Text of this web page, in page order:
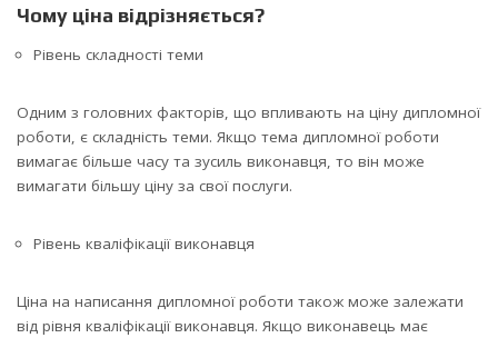
Чому ціна відрізняється?
Рівень складності теми
Одним з головних факторів, що впливають на ціну дипломної
роботи, є складність теми. Якщо тема дипломної роботи
вимагає більше часу та зусиль виконавця, то він може
вимагати більшу ціну за свої послуги.
Рівень кваліфікації виконавця
Ціна на написання дипломної роботи також може залежати
від рівня кваліфікації виконавця. Якщо виконавець має